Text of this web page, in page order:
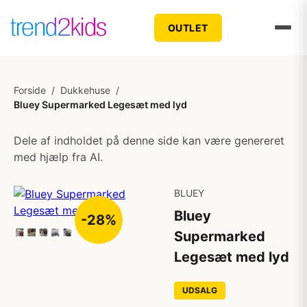
OUTLET
Forside / Dukkehuse /
Bluey Supermarked Legesæt med lyd
Dele af indholdet på denne side kan være genereret
med hjælp fra AI.
-28%
BLUEY
Bluey
Supermarked
Legesæt med lyd
UDSALG